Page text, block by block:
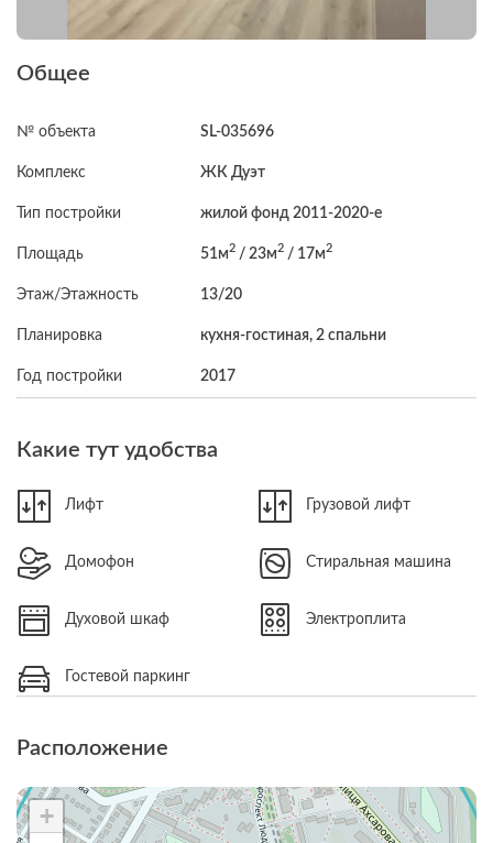
Общее
№ объекта SL-035696
Комплекс ЖК Дуэт
Тип постройки жилой фонд 2011-2020-е
Площадь 51м2 / 23м2 / 17м2
Этаж/Этажность 13/20
Планировка кухня-гостиная, 2 спальни
Год постройки 2017
Какие тут удобства
Лифт Грузовой лифт
Домофон Стиральная машина
Духовой шкаф Электроплита
Гостевой паркинг
Расположение
+